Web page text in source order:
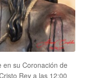
en su Coronación de
Rey a las 12:00